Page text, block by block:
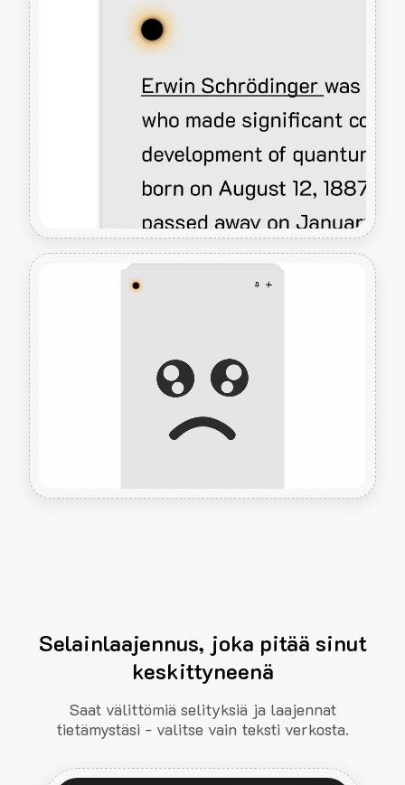
Selainlaajennus, joka pitää sinut
keskittyneenä
Saat välittömiä selityksiä ja laajennat
tietämystäsi - valitse vain teksti verkosta.